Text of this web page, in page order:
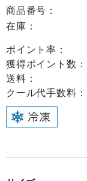
商品番号：
在庫：
ポイント率：
獲得ポイント数：
送料：
クール代手数料：